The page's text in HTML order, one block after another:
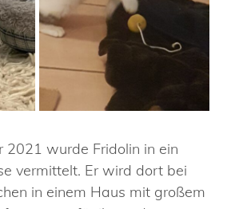
2021 wurde Fridolin in ein
vermittelt. Er wird dort bei
in einem Haus mit großem